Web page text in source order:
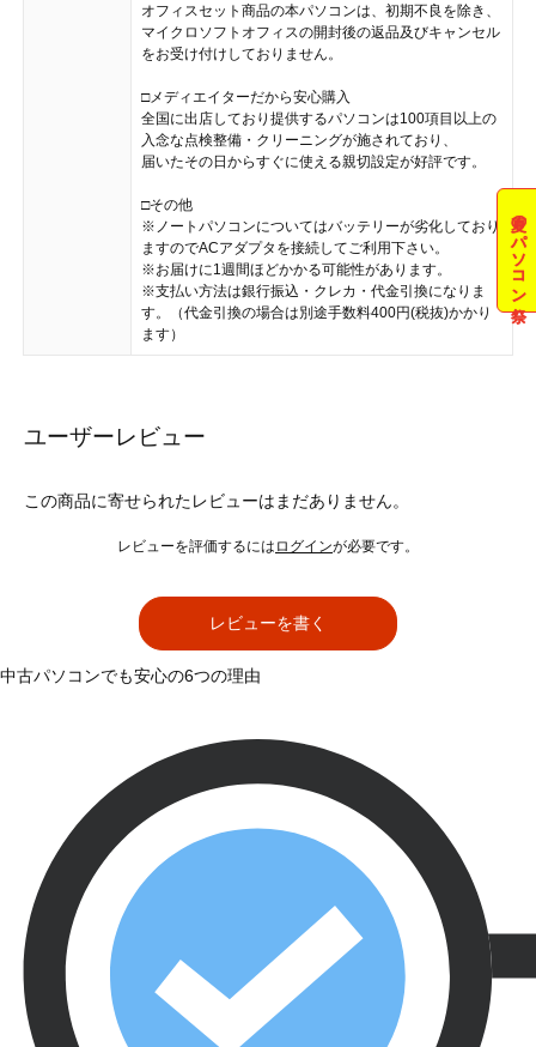
オフィスセット商品の本パソコンは、初期不良を除き、
マイクロソフトオフィスの開封後の返品及びキャンセル
をお受け付けしておりません。
□メディエイターだから安心購入
全国に出店しており提供するパソコンは100項目以上の
入念な点検整備・クリーニングが施されており、
届いたその日からすぐに使える親切設定が好評です。
□その他
※ノートパソコンについてはバッテリーが劣化しており
ますのでACアダプタを接続してご利用下さい。
※お届けに1週間ほどかかる可能性があります。
※支払い方法は銀行振込・クレカ・代金引換になりま
す。（代金引換の場合は別途手数料400円(税抜)かかり
ます）
ユーザーレビュー
この商品に寄せられたレビューはまだありません。
レビューを評価するには ログインが必要です。
レビューを書く
夏のパソコン祭
中古パソコンでも安心の6つの理由